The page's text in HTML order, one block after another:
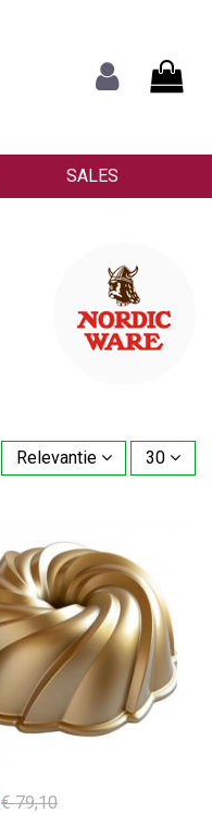
SALES
Relevantie 30
€ 79,10